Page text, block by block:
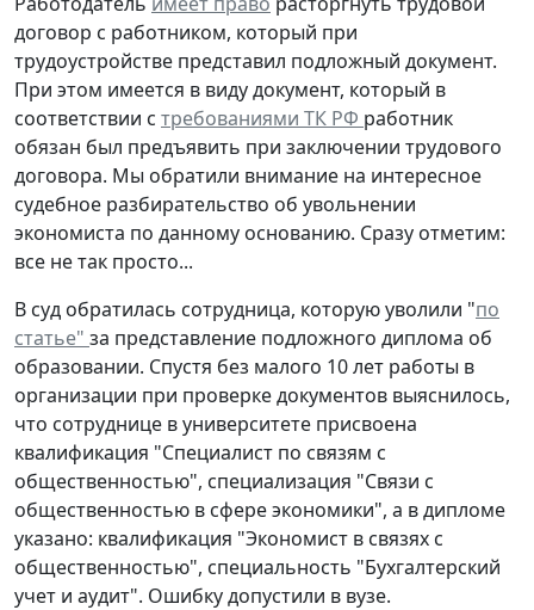
договор с работником, который при
трудоустройстве представил подложный документ.
При этом имеется в виду документ, который в
соответствии с требованиями ТК РФ работник
обязан был предъявить при заключении трудового
договора. Мы обратили внимание на интересное
судебное разбирательство об увольнении
экономиста по данному основанию. Сразу отметим:
все не так просто...
В суд обратилась сотрудница, которую уволили "по
статье" за представление подложного диплома об
образовании. Спустя без малого 10 лет работы в
организации при проверке документов выяснилось,
что сотруднице в университете присвоена
квалификация "Специалист по связям с
общественностью", специализация "Связи с
общественностью в сфере экономики", а в дипломе
указано: квалификация "Экономист в связях с
общественностью", специальность "Бухгалтерский
учет и аудит". Ошибку допустили в вузе.